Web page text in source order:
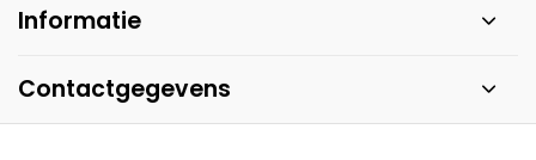
Informatie
Contactgegevens